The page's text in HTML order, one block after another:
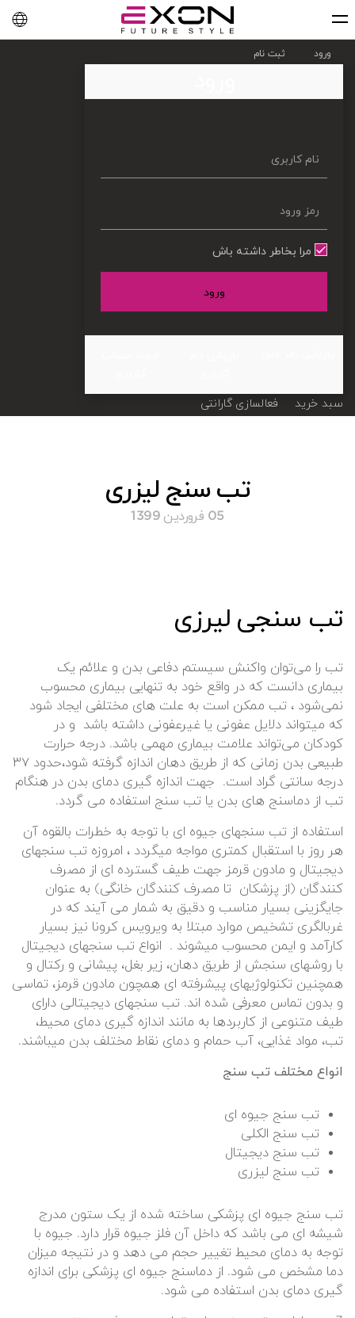
ورود ثبت نام
مرا بخاطر داشته باش
ورود
سبد خرید فعالسازی گارانتی
تب سنج لیزری
05 فروردين 1399
تب سنجی لیرزی
تب را می‌توان واکنش سیستم دفاعی بدن و علائم یک
بیماری دانست که در واقع خود به تنهایی بیماری محسوب
نمی‌شود ، تب ممکن است به علت های مختلفی ایجاد شود
که میتواند دلایل عفونی یا غیرعفونی داشته باشد و در
کودکان می‌تواند علامت بیماری مهمی باشد. درجه حرارت
طبیعی بدن زمانی که از طریق دهان اندازه گرفته شود،حدود ۳۷
درجه سانتی گراد است. جهت اندازه گیری دمای بدن در هنگام
تب از دماسنج های بدن یا تب سنج استفاده می گردد.
استفاده از تب سنجهای جیوه ای با توجه به خطرات بالقوه آن
هر روز با استقبال کمتری مواجه میگردد ، امروزه تب سنجهای
دیجیتال و مادون قرمز جهت طیف گسترده ای از مصرف
کنندگان (از پزشکان تا مصرف کنندگان خانگی) به عنوان
جایگزینی بسیار مناسب و دقیق به شمار می آیند که در
غربالگری تشخیص موارد مبتلا به ویرویس کرونا نیز بسیار
کارآمد و ایمن محسوب میشوند . انواع تب سنجهای دیجیتال
با روشهای سنجش از طریق دهان، زیر بغل، پیشانی و رکتال و
همچنین تکنولوژیهای پیشرفته ای همچون مادون قرمز، تماسی
و بدون تماس معرفی شده اند. تب سنجهای دیجیتالی دارای
طیف متنوعی از کاربردها به مانند اندازه گیری دمای محیط،
تب، مواد غذایی، آب حمام و دمای نقاط مختلف بدن میباشند.
انواع مختلف تب سنج
تب سنج جیوه ای
تب سنج الکلی
تب سنج دیجیتال
تب سنج لیزری
تب سنج جیوه ای پزشکی ساخته شده از یک ستون مدرج
شیشه ای می باشد که داخل آن فلز جیوه قرار دارد. جیوه با
توجه به دمای محیط تغییر حجم می دهد و در نتیجه میزان
دما مشخص می شود. از دماسنج جیوه ای پزشکی برای اندازه
گیری دمای بدن استفاده می شود.